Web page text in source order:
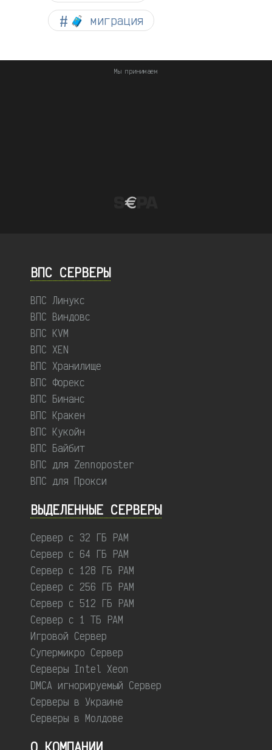
🧳 миграция
Мы принимаем
ВПС СЕРВЕРЫ
ВПС Линукс
ВПС Виндовс
ВПС KVM
ВПС XEN
ВПС Хранилище
ВПС Форекс
ВПС Бинанс
ВПС Кракен
ВПС Кукойн
ВПС Байбит
ВПС для Zennoposter
ВПС для Прокси
ВЫДЕЛЕННЫЕ CЕРВЕРЫ
Сервер с 32 ГБ РАМ
Сервер с 64 ГБ РАМ
Сервер с 128 ГБ РАМ
Сервер с 256 ГБ РАМ
Сервер с 512 ГБ РАМ
Сервер с 1 ТБ РАМ
Игровой Сервер
Супермикро Сервер
Серверы Intel Xeon
DMCA игнорируемый Сервер
Серверы в Украине
Серверы в Молдове
О КОМПАНИИ